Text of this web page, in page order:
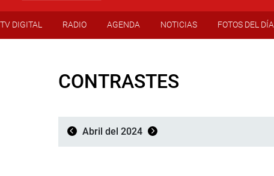
TV DIGITAL RADIO AGENDA NOTICIAS FOTOS DEL DÍA
CONTRASTES
Abril del 2024